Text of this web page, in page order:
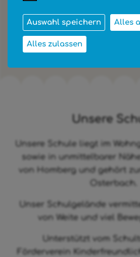
die Osterbachschule und
tolles Team
Unsere
Unsere Schule liegt im
sowie in unmittelbarer
von Homberg und gehört
Osterbach.
Unser Schulgelände
von Weite und viel
Unterstützt vom
Förderverein
Auswahl speichern Alles
Alles zulassen